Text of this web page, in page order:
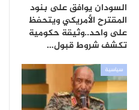
السودان يوافق على بنود
المقترح الأمريكي ويتحفظ
على واحد..وثيقة حكومية
تكشف شروط قبول…
سياسية